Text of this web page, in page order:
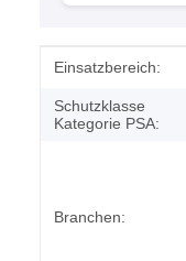
Wert
Einsatzbereich:
Schutzklasse
Kategorie PSA:
Branchen: